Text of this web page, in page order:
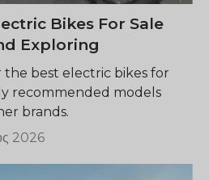
Bikes For Sale
Exploring
the best electric bikes for
recommended models
brands.
2026